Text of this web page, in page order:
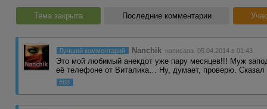
Тема закрыта Последние комментарии
Лучший комментарий Nanchik написала 05.04.2014 в 01:43
Это мой любимый анекдот уже пару месяцев!!! Муж
её телефоне от Виталика… Ну, думает, проверю.
#68